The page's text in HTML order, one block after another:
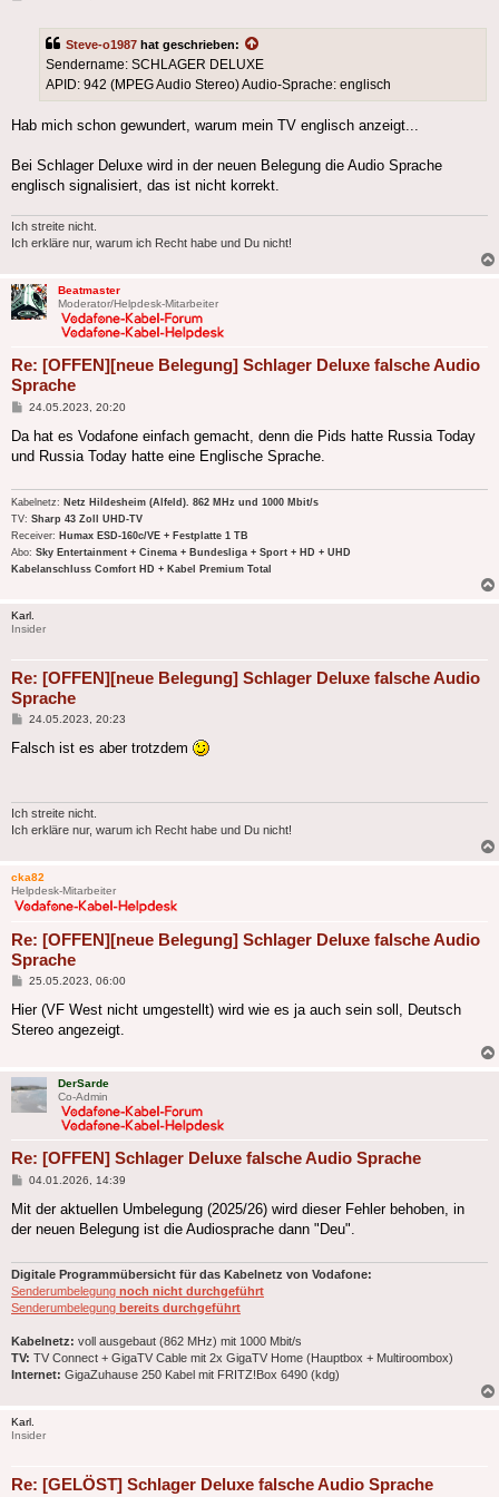
Steve-o1987 hat geschrieben:
Sendername: SCHLAGER DELUXE
APID: 942 (MPEG Audio Stereo) Audio-Sprache: englisch
Hab mich schon gewundert, warum mein TV englisch anzeigt...
Bei Schlager Deluxe wird in der neuen Belegung die Audio Sprache
englisch signalisiert, das ist nicht korrekt.
Ich streite nicht.
Ich erkläre nur, warum ich Recht habe und Du nicht!
Beatmaster
Moderator/Helpdesk-Mitarbeiter
Re: [OFFEN][neue Belegung] Schlager Deluxe falsche Audio
Sprache
Beitrag
24.05.2023, 20:20
Da hat es Vodafone einfach gemacht, denn die Pids hatte Russia Today
und Russia Today hatte eine Englische Sprache.
Kabelnetz: Netz Hildesheim (Alfeld). 862 MHz und 1000 Mbit/s
TV: Sharp 43 Zoll UHD-TV
Receiver: Humax ESD-160c/VE + Festplatte 1 TB
Abo: Sky Entertainment + Cinema + Bundesliga + Sport + HD + UHD
Kabelanschluss Comfort HD + Kabel Premium Total
Karl.
Insider
Re: [OFFEN][neue Belegung] Schlager Deluxe falsche Audio
Sprache
Beitrag
24.05.2023, 20:23
Falsch ist es aber trotzdem
Ich streite nicht.
Ich erkläre nur, warum ich Recht habe und Du nicht!
cka82
Helpdesk-Mitarbeiter
Re: [OFFEN][neue Belegung] Schlager Deluxe falsche Audio
Sprache
Beitrag
25.05.2023, 06:00
Hier (VF West nicht umgestellt) wird wie es ja auch sein soll, Deutsch
Stereo angezeigt.
DerSarde
Co-Admin
Re: [OFFEN] Schlager Deluxe falsche Audio Sprache
Beitrag
04.01.2026, 14:39
Mit der aktuellen Umbelegung (2025/26) wird dieser Fehler behoben, in
der neuen Belegung ist die Audiosprache dann "Deu".
Digitale Programmübersicht für das Kabelnetz von Vodafone:
Senderumbelegung noch nicht durchgeführt
Senderumbelegung bereits durchgeführt
Kabelnetz: voll ausgebaut (862 MHz) mit 1000 Mbit/s
TV: TV Connect + GigaTV Cable mit 2x GigaTV Home (Hauptbox + Multiroombox)
Internet: GigaZuhause 250 Kabel mit FRITZ!Box 6490 (kdg)
Karl.
Insider
Re: [GELÖST] Schlager Deluxe falsche Audio Sprache